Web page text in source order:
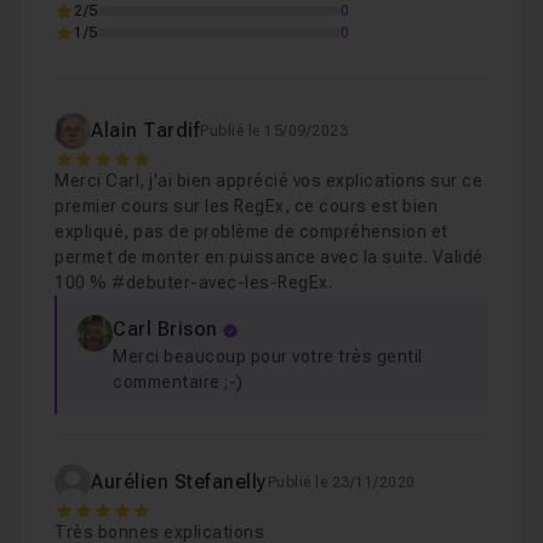
Chapitre 6 : Consolidation des nouveaux acquis
2/5
0
1/5
0
Alain TardifPublié le 15/09/2023
5
Merci Carl, j'ai bien apprécié vos explications sur ce
premier cours sur les RegEx, ce cours est bien
expliqué, pas de problème de compréhension et
permet de monter en puissance avec la suite. Validé
100 % #debuter-avec-les-RegEx.
Carl Brison
Merci beaucoup pour votre très gentil
commentaire ;-)
Aurélien Stefanelly Publié le 23/11/2020
5
Très bonnes explications